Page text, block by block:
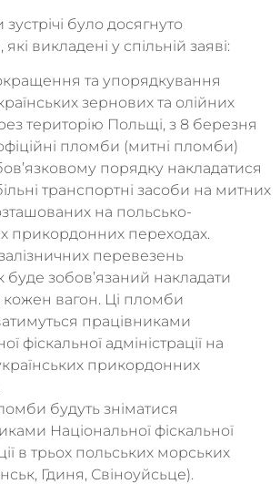
було досягнуто
викладені у спільній заяві:
та упорядкування
зернових та олійних
територію Польщі, з 8 березня
пломби (митні пломби)
порядку накладатися
транспортні засоби на митних
на польсько-
прикордонних переходах.
перевезень
буде зобов’язаний накладати
вагон. Ці пломби
працівниками
фіскальної адміністрації на
прикордонних
будуть зніматися
Національної фіскальної
в трьох польських морських
Гдиня, Свіноуйсьце).